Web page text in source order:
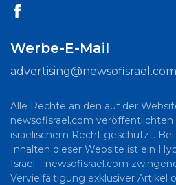
Werbe-E-Mail
advertising@newsofisrael.com
Alle Rechte an den auf der
newsofisrael.com veröffentlichten
israelischem Recht geschützt.
Inhalten dieser Website ist ein
Israel – newsofisrael.com
Vervielfältigung exklusiver Artikel